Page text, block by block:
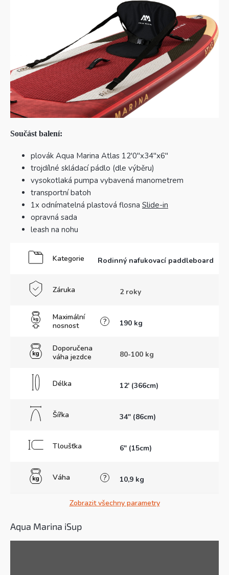
Součást balení:
plovák Aqua Marina Atlas 12'0"x34"x6"
trojdílné skládací pádlo (dle výběru)
vysokotlaká pumpa vybavená manometrem
transportní batoh
1x odnímatelná plastová flosna Slide-in
opravná sada
leash na nohu
Kategorie Rodinný nafukovací paddleboard
Záruka 2 roky
?
Maximální
nosnost
190 kg
Doporučena
váha jezdce
80-100 kg
Délka 12' (366cm)
Šířka 34" (86cm)
Tloušťka 6" (15cm)
?
Váha 10,9 kg
Zobrazit všechny parametry
Aqua Marina iSup